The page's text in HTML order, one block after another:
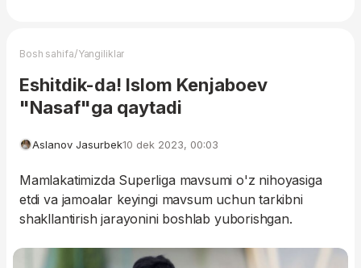
Bosh sahifa/Yangiliklar
Eshitdik-da! Islom Kenjaboev
"Nasaf"ga qaytadi
Aslanov Jasurbek10 dek 2023, 00:03
Mamlakatimizda Superliga mavsumi o'z nihoyasiga
etdi va jamoalar keyingi mavsum uchun tarkibni
shakllantirish jarayonini boshlab yuborishgan.